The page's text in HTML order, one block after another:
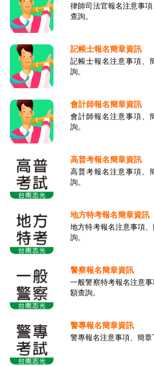
律師司法官報名注意事
查詢。
記帳士報名簡章資訊
記帳士報名注意事項、
詢。
會計師報名簡章資訊
會計師報名注意事項、
詢。
高普考報名簡章資訊
高普考報名注意事項、
詢。
地方特考報名簡章資訊
地方特考報名注意事項
詢。
警察報名簡章資訊
一般警察特考報名注意
額查詢。
警專報名簡章資訊
警專報名注意事項、簡章